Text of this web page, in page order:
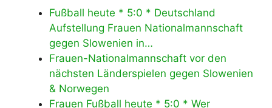
Fußball heute * 5:0 * Deutschland
Aufstellung Frauen Nationalmannschaft
gegen Slowenien in…
Frauen-Nationalmannschaft vor den
nächsten Länderspielen gegen Slowenien
& Norwegen
Frauen Fußball heute * 5:0 * Wer